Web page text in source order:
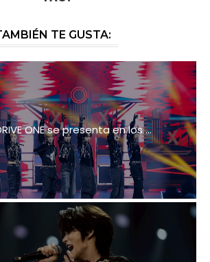
TE GUSTA:
ONE se presenta en los ...